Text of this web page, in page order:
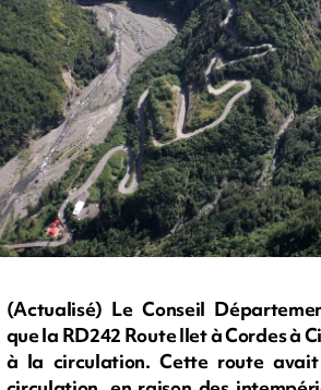
(Actualisé) Le Conseil
que la RD242 Route Ilet à Cordes à
à la circulation. Cette route